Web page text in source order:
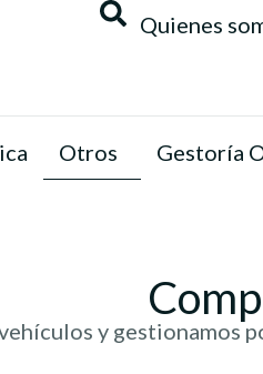
Quienes
Otros Gestoría
y